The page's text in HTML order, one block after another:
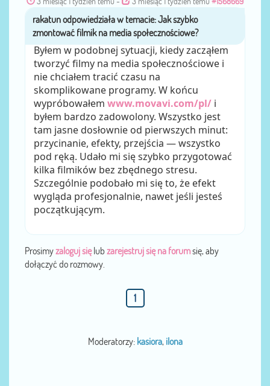
przez rakatun
Byłem w podobnej sytuacji, kiedy zacząłem
tworzyć filmy na media społecznościowe i
nie chciałem tracić czasu na
skomplikowane programy. W końcu
wypróbowałem www.movavi.com/pl/ i
byłem bardzo zadowolony. Wszystko jest
tam jasne dosłownie od pierwszych minut:
przycinanie, efekty, przejścia — wszystko
pod ręką. Udało mi się szybko przygotować
kilka filmików bez zbędnego stresu.
Szczególnie podobało mi się to, że efekt
wygląda profesjonalnie, nawet jeśli jesteś
początkującym.
Prosimyzaloguj sięlub zarejestruj się na forumsię, aby
dołączyć do rozmowy.
1
Moderatorzy: kasiora, ilona